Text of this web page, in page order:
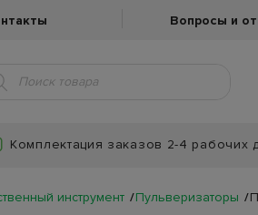
Вопросы и
Комплектация заказов 2-4 рабочих
инструмент Пульверизаторы